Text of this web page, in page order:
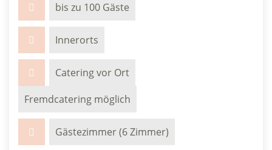
bis zu 100 Gäste
Innerorts
Catering vor Ort
Fremdcatering möglich
Gästezimmer (6 Zimmer)